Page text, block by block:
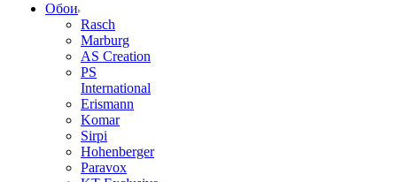
Обои
Rasch
Marburg
AS Creation
PS
International
Erismann
Komar
Sirpi
Hohenberger
Paravox